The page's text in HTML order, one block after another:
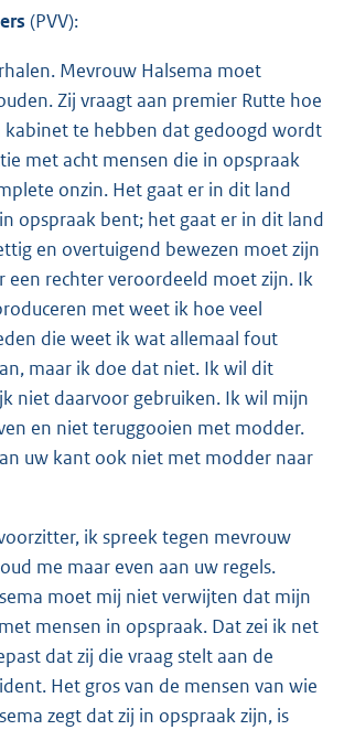
(PVV):
Mevrouw Halsema moet
Zij vraagt aan premier Rutte hoe
kabinet te hebben dat gedoogd wordt
met acht mensen die in opspraak
onzin. Het gaat er in dit land
opspraak bent; het gaat er in dit land
en overtuigend bewezen moet zijn
een rechter veroordeeld moet zijn. Ik
met weet ik hoe veel
die weet ik wat allemaal fout
maar ik doe dat niet. Ik wil dit
niet daarvoor gebruiken. Ik wil mijn
en niet teruggooien met modder.
uw kant ook niet met modder naar
ik spreek tegen mevrouw
me maar even aan uw regels.
moet mij niet verwijten dat mijn
mensen in opspraak. Dat zei ik net
dat zij die vraag stelt aan de
Het gros van de mensen van wie
zegt dat zij in opspraak zijn, is